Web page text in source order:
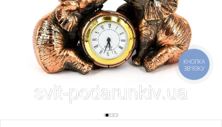
КНОПКА
ЗВ'ЯЗКУ